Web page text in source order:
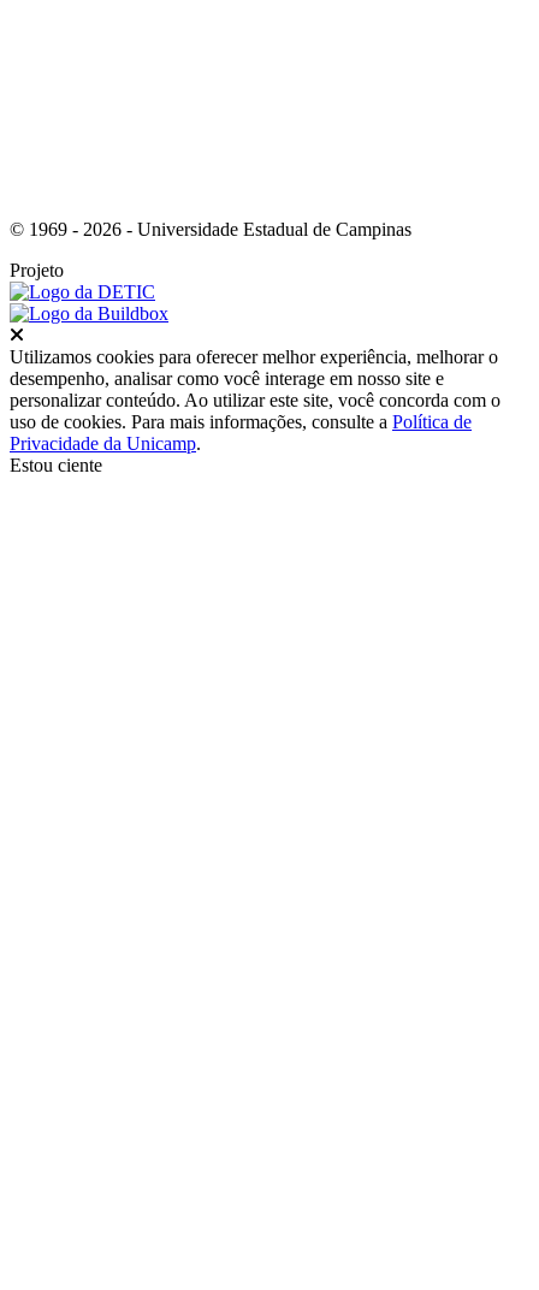
© 1969 - 2026 - Universidade Estadual de Campinas
Projeto
Utilizamos cookies para oferecer melhor experiência, melhorar o
desempenho, analisar como você interage em nosso site e
personalizar conteúdo. Ao utilizar este site, você concorda com o
uso de cookies. Para mais informações, consulte a Política de
Privacidade da Unicamp.
Estou ciente